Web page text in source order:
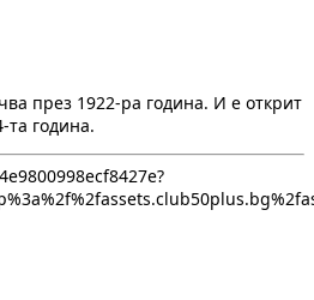
през 1922-ра година. И е открит
та година.